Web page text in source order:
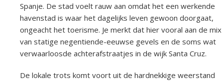
Spanje. De stad voelt rauw aan omdat het een werkende
havenstad is waar het dagelijks leven gewoon doorgaat,
ongeacht het toerisme. Je merkt dat hier vooral aan de mix
van statige negentiende-eeuwse gevels en de soms wat
verwaarloosde achterafstraatjes in de wijk Santa Cruz.
De lokale trots komt voort uit de hardnekkige weerstand